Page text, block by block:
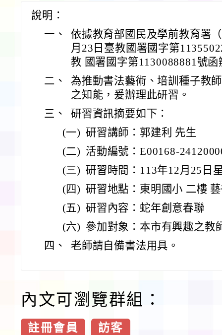
說明：
一、
依據教育部國民及學前教育署
月23日臺教國署國字第
教 國署國字第1130088881號函
二、
為推動書法藝術、培訓種子教
之知能，爰辦理此研習。
三、
研習資訊摘要如下：
(一) 研習講師：郭建利 先生
(二) 活動編號：E00168-
(三) 研習時間：113年12月25日
(四) 研習地點：東明國小 二樓
(五) 研習內容：蛇年創意春聯
(六) 參加對象：本市有興趣之教
四、
老師請自備書法用具。
內文可瀏覽群組：
註冊會員 訪客